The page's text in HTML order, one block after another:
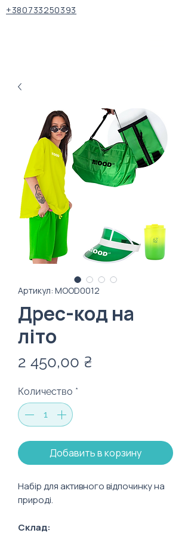
+380733250393
Артикул: MOOD0012
Дрес-код на
літо
2 450,00 ₴
Количество *
Добавить в корзину
Набір для активного відпочинку на
природі.
Склад: